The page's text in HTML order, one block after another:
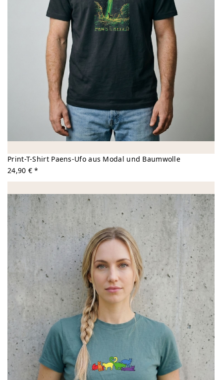
Print-T-Shirt Paens-Ufo aus Modal und Baumwolle
24,90 € *